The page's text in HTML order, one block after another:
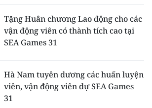
Tặng Huân chương Lao động cho các
vận động viên có thành tích cao tại
SEA Games 31
Hà Nam tuyên dương các huấn luyện
viên, vận động viên dự SEA Games
31